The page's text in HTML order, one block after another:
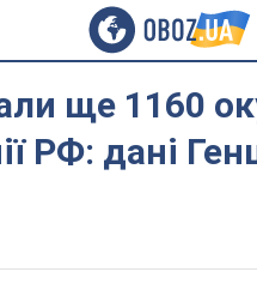
ще 1160
РФ: дані